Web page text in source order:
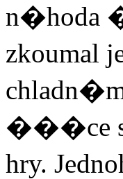
n�hoda
zkoumal
���ce
hry.